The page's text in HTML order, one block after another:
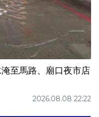
至馬路、廟口夜市店
2026.08.08 22:22